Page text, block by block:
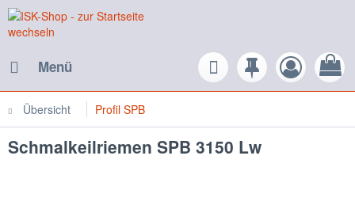
Menü
Übersicht Profil SPB
Schmalkeilriemen SPB 3150 Lw